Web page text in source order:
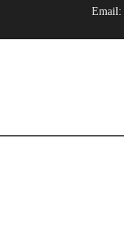
Email: